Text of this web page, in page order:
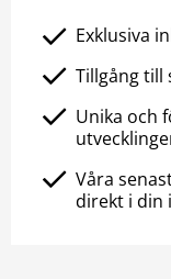
Exklusiva
Tillgång till
Unika och
Våra
direkt i din